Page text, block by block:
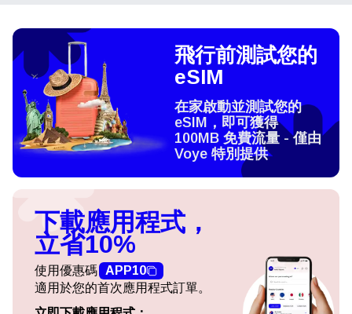
飛行前測試您的
eSIM
在家啟動並測試您的
eSIM，即可獲得
100MB 免費流量 - 僅由
Voye 特別提供
下載應用程式，
立省10%
使用優惠碼 APP10
適用於您的首次應用程式訂單。